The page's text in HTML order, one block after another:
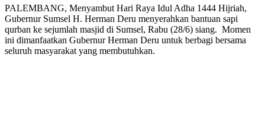
PALEMBANG, Menyambut Hari Raya Idul Adha 1444 Hijriah,
Gubernur Sumsel H. Herman Deru menyerahkan bantuan sapi
qurban ke sejumlah masjid di Sumsel, Rabu (28/6) siang. Momen
ini dimanfaatkan Gubernur Herman Deru untuk berbagi bersama
seluruh masyarakat yang membutuhkan.